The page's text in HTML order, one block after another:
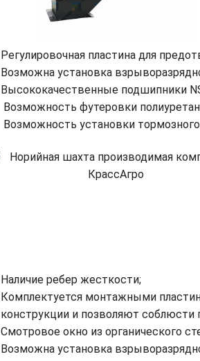
Регулировочная пластина для
Возможна установка
Высококачественные подшипники
Возможность футеровки
Возможность установки
Наличие ребер жесткости;
Комплектуется монтажными
конструкции и позволяют
Смотровое окно из органического
Возможна установка